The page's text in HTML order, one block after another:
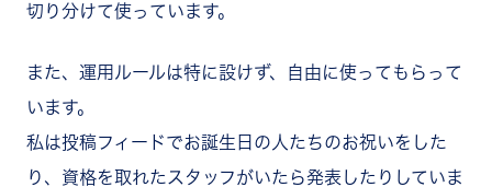
切り分けて使っています。
また、運用ルールは特に設けず、自由に使ってもらって
います。
私は投稿フィードでお誕生日の人たちのお祝いをした
り、資格を取れたスタッフがいたら発表したりしていま